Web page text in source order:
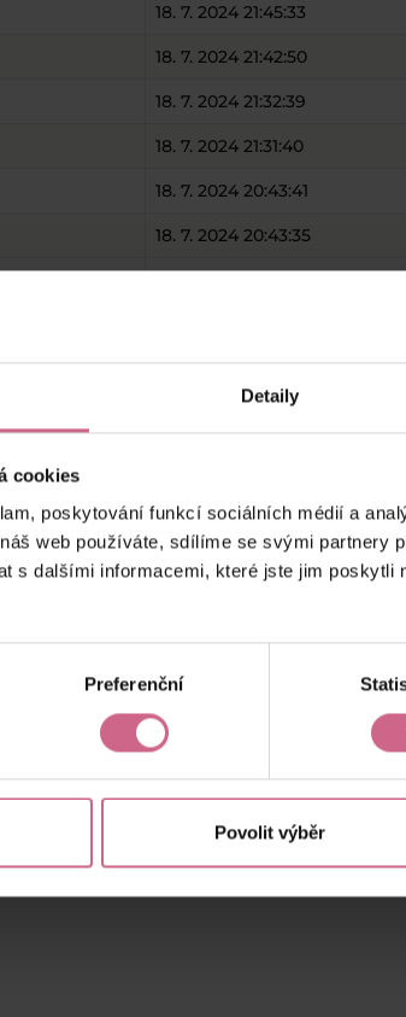
Detaily
cookies
poskytování funkcí sociálních médií a
web používáte, sdílíme se svými partnery
s dalšími informacemi, které jste jim poskytli
Preferenční
Povolit výběr
18. 7. 2024 21:45:33
18. 7. 2024 21:42:50
18. 7. 2024 21:32:39
18. 7. 2024 21:31:40
18. 7. 2024 20:43:41
18. 7. 2024 20:43:35